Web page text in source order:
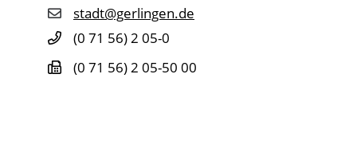
stadt@gerlingen.de
(0 71 56) 2 05-0
(0 71 56) 2 05-50 00